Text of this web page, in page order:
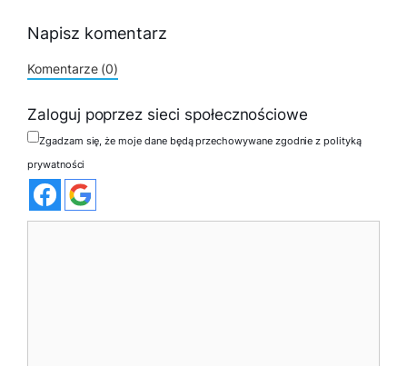
Napisz komentarz
Komentarze (0)
Zaloguj poprzez sieci społecznościowe
Zgadzam się, że moje dane będą przechowywane zgodnie z polityką
prywatności